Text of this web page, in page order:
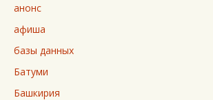
анонс
афиша
базы данных
Батуми
Башкирия